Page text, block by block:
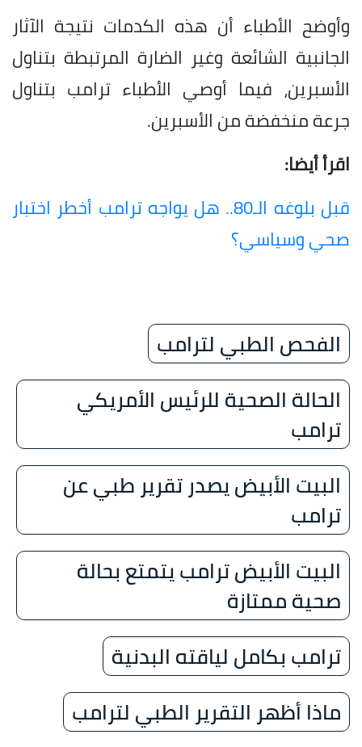
وأوضح الأطباء أن هذه الكدمات نتيجة الآثار
الجانبية الشائعة وغير الضارة المرتبطة بتناول
الأسبرين، فيما أوصي الأطباء ترامب بتناول
جرعة منخفضة من الأسبرين.
اقرأ أيضا:
قبل بلوغه الـ80.. هل يواجه ترامب أخطر اختبار
صحي وسياسي؟
الفحص الطبي لترامب
الحالة الصحية للرئيس الأمريكي
ترامب
البيت الأبيض يصدر تقرير طبي عن
ترامب
البيت الأبيض ترامب يتمتع بحالة
صحية ممتازة
ترامب بكامل لياقته البدنية
ماذا أظهر التقرير الطبي لترامب